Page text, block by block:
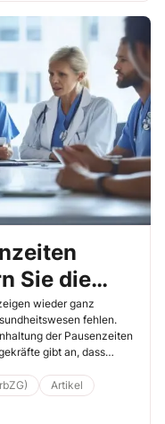
Sie die
wieder ganz
fehlen.
der Pausenzeiten
gibt an, dass
erfahren Sie hier.
Artikel